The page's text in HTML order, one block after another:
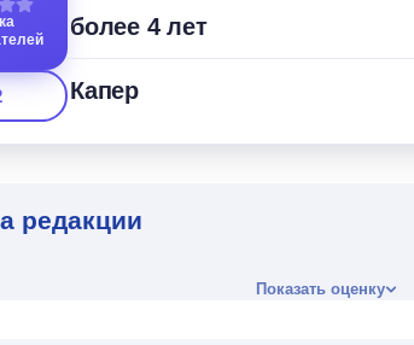
более 4 лет
Капер
редакции
Показать оценку